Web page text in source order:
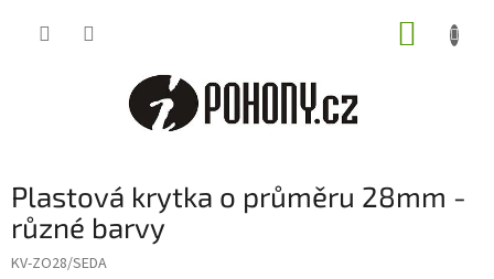
Plastová krytka o průměru 28mm -
různé barvy
KV-ZO28/SEDA